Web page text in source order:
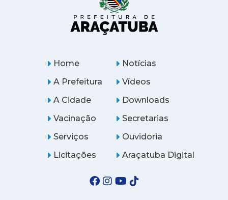
Home
A Prefeitura
A Cidade
Notícias
Vídeos
Downloads
Vacinação
Serviços
Licitações
Secretarias
Ouvidoria
Araçatuba Digital